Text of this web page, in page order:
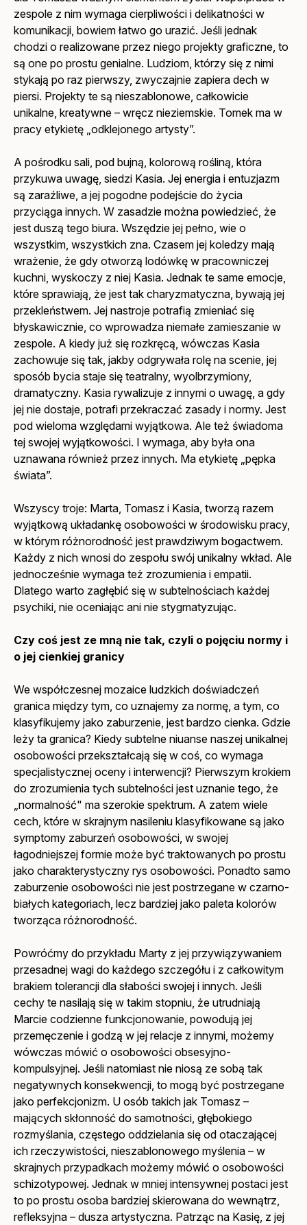
zespole z nim wymaga cierpliwości i delikatności w
komunikacji, bowiem łatwo go urazić. Jeśli jednak
chodzi o realizowane przez niego projekty graficzne, to
są one po prostu genialne. Ludziom, którzy się z nimi
stykają po raz pierwszy, zwyczajnie zapiera dech w
piersi. Projekty te są nieszablonowe, całkowicie
unikalne, kreatywne – wręcz nieziemskie. Tomek ma w
pracy etykietę „odklejonego artysty”.
A pośrodku sali, pod bujną, kolorową rośliną, która
przykuwa uwagę, siedzi Kasia. Jej energia i entuzjazm
są zaraźliwe, a jej pogodne podejście do życia
przyciąga innych. W zasadzie można powiedzieć, że
jest duszą tego biura. Wszędzie jej pełno, wie o
wszystkim, wszystkich zna. Czasem jej koledzy mają
wrażenie, że gdy otworzą lodówkę w pracowniczej
kuchni, wyskoczy z niej Kasia. Jednak te same emocje,
które sprawiają, że jest tak charyzmatyczna, bywają jej
przekleństwem. Jej nastroje potrafią zmieniać się
błyskawicznie, co wprowadza niemałe zamieszanie w
zespole. A kiedy już się rozkręcą, wówczas Kasia
zachowuje się tak, jakby odgrywała rolę na scenie, jej
sposób bycia staje się teatralny, wyolbrzymiony,
dramatyczny. Kasia rywalizuje z innymi o uwagę, a gdy
jej nie dostaje, potrafi przekraczać zasady i normy. Jest
pod wieloma względami wyjątkowa. Ale też świadoma
tej swojej wyjątkowości. I wymaga, aby była ona
uznawana również przez innych. Ma etykietę „pępka
świata”.
Wszyscy troje: Marta, Tomasz i Kasia, tworzą razem
wyjątkową układankę osobowości w środowisku pracy,
w którym różnorodność jest prawdziwym bogactwem.
Każdy z nich wnosi do zespołu swój unikalny wkład. Ale
jednocześnie wymaga też zrozumienia i empatii.
Dlatego warto zagłębić się w subtelnościach każdej
psychiki, nie oceniając ani nie stygmatyzując.
Czy coś jest ze mną nie tak, czyli o pojęciu normy i
o jej cienkiej granicy
We współczesnej mozaice ludzkich doświadczeń
granica między tym, co uznajemy za normę, a tym, co
klasyfikujemy jako zaburzenie, jest bardzo cienka. Gdzie
leży ta granica? Kiedy subtelne niuanse naszej unikalnej
osobowości przekształcają się w coś, co wymaga
specjalistycznej oceny i interwencji? Pierwszym krokiem
do zrozumienia tych subtelności jest uznanie tego, że
„normalność" ma szerokie spektrum. A zatem wiele
cech, które w skrajnym nasileniu klasyfikowane są jako
symptomy zaburzeń osobowości, w swojej
łagodniejszej formie może być traktowanych po prostu
jako charakterystyczny rys osobowości. Ponadto samo
zaburzenie osobowości nie jest postrzegane w czarno-
białych kategoriach, lecz bardziej jako paleta kolorów
tworząca różnorodność.
Powróćmy do przykładu Marty z jej przywiązywaniem
przesadnej wagi do każdego szczegółu i z całkowitym
brakiem tolerancji dla słabości swojej i innych. Jeśli
cechy te nasilają się w takim stopniu, że utrudniają
Marcie codzienne funkcjonowanie, powodują jej
przemęczenie i godzą w jej relacje z innymi, możemy
wówczas mówić o osobowości obsesyjno-
kompulsyjnej. Jeśli natomiast nie niosą ze sobą tak
negatywnych konsekwencji, to mogą być postrzegane
jako perfekcjonizm. U osób takich jak Tomasz –
mających skłonność do samotności, głębokiego
rozmyślania, częstego oddzielania się od otaczającej
ich rzeczywistości, nieszablonowego myślenia – w
skrajnych przypadkach możemy mówić o osobowości
schizotypowej. Jednak w mniej intensywnej postaci jest
to po prostu osoba bardziej skierowana do wewnątrz,
refleksyjna – dusza artystyczna. Patrząc na Kasię, z jej